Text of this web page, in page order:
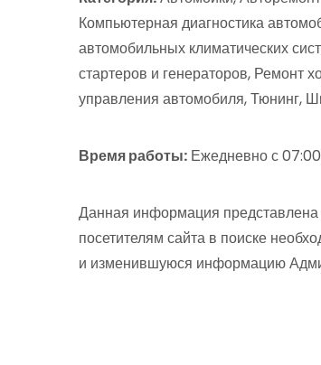
Компьютерная диагностика
автомобильных климатических
стартеров и генераторов, Ремонт
управления автомобиля, Тюнинг,
Время работы: Ежедневно с
Данная информация
посетителям сайта в поиске
и изменившуюся информацию